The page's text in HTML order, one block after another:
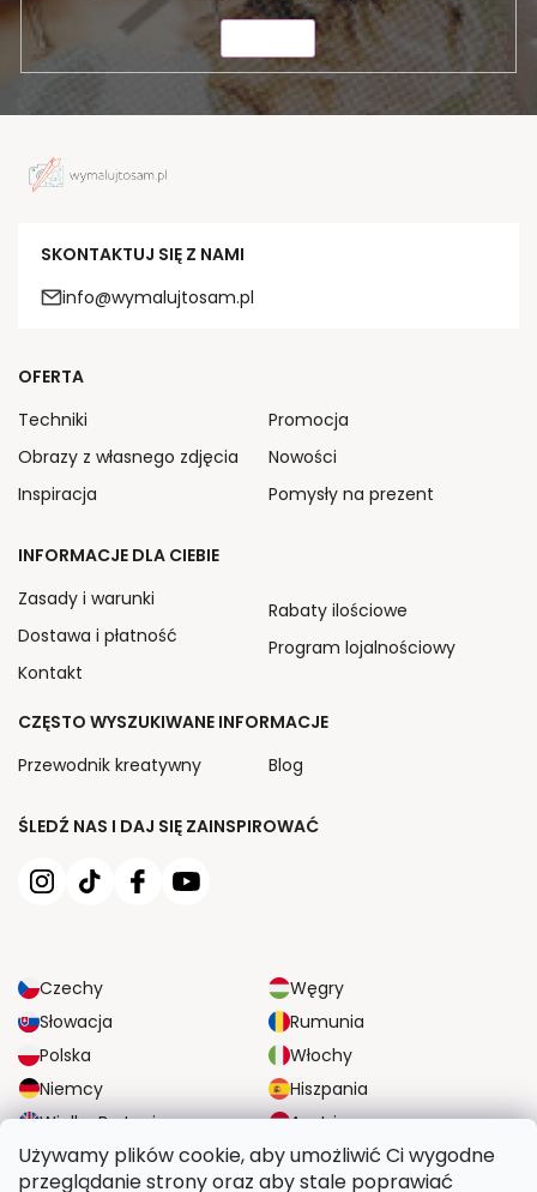
Używamy plików cookie, aby umożliwić Ci wygodne
przeglądanie strony oraz aby stale poprawiać
SKONTAKTUJ SIĘ Z NAMI
info@wymalujtosam.pl
ŚLEDŹ NAS I DAJ SIĘ ZAINSPIROWAĆ
Czechy
Węgry
Słowacja
Rumunia
Polska
Włochy
Niemcy
Hiszpania
Wielka Brytania
Austria
OFERTA
Techniki
Obrazy z własnego zdjęcia
Inspiracja
Promocja
Nowości
Pomysły na prezent
INFORMACJE DLA CIEBIE
Zasady i warunki
Dostawa i płatność
Kontakt
Rabaty ilościowe
Program lojalnościowy
CZĘSTO WYSZUKIWANE INFORMACJE
Przewodnik kreatywny
Blog